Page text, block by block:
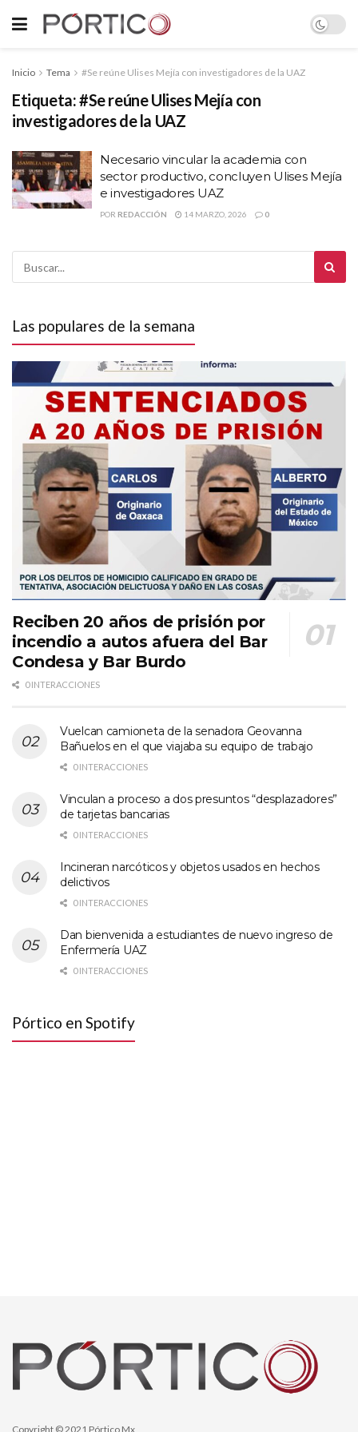
Inicio Tema #Se reúne Ulises Mejía con investigadores de la UAZ
Etiqueta:#Se reúne Ulises Mejía con
investigadores de la UAZ
Necesario vincular la academia con
sector productivo, concluyen Ulises Mejía
e investigadores UAZ
POR REDACCIÓN 14 MARZO, 2026 0
Las populares de la semana
Reciben 20 años de prisión por
incendio a autos afuera del Bar
Condesa y Bar Burdo
0 INTERACCIONES
Vuelcan camioneta de la senadora Geovanna
Bañuelos en el que viajaba su equipo de trabajo
0 INTERACCIONES
Vinculan a proceso a dos presuntos “desplazadores”
de tarjetas bancarias
0 INTERACCIONES
Incineran narcóticos y objetos usados en hechos
delictivos
0 INTERACCIONES
Dan bienvenida a estudiantes de nuevo ingreso de
Enfermería UAZ
0 INTERACCIONES
Pórtico en Spotify
Copyright © 2021 Pórtico Mx